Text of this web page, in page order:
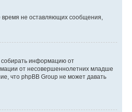
время не оставляющих сообщения,
собирать информацию от
от несовершеннолетних младше
что phpBB Group не может давать